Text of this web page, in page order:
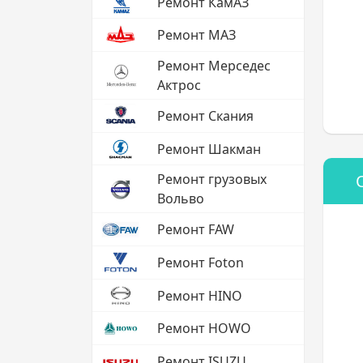
Ремонт МАЗ
Ремонт Мерседес
Актрос
Ремонт Скания
Ремонт Шакман
Ремонт грузовых
Вольво
Ремонт FAW
Ремонт Foton
Ремонт HINO
Ремонт HOWO